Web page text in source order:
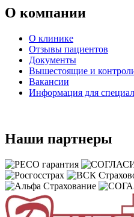
О компании
О клинике
Отзывы пациентов
Документы
Вышестоящие и
Вакансии
Информация для
Наши партнеры